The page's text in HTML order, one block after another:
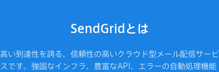
SendGridとは
高い到達性を誇る、信頼性の高いクラウド型メール配信サービ
スです。強固なインフラ、豊富なAPI、エラーの自動処理機能